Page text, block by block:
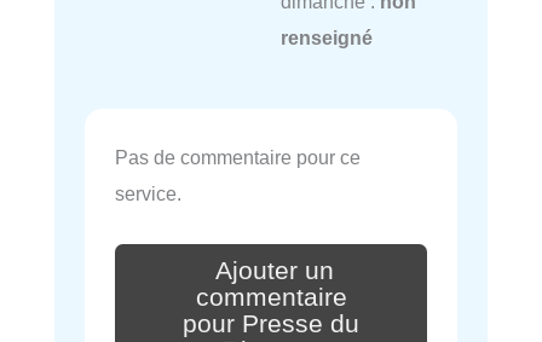
renseigné
Pas de commentaire pour ce
service.
Ajouter un
commentaire
pour Presse du